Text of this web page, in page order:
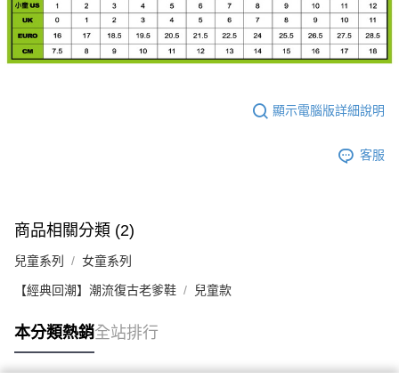
顯示電腦版詳細說明
客服
商品相關分類 (2)
兒童系列 女童系列
【經典回潮】潮流復古老爹鞋 兒童款
本分類熱銷全站排行